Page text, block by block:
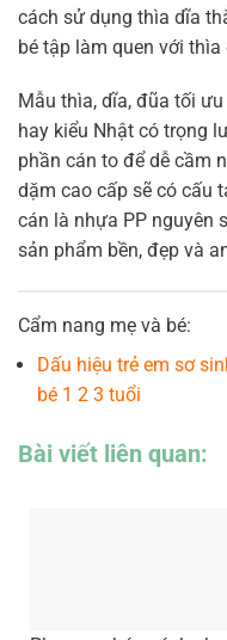
cách sử dụng thìa dĩa
bé tập làm quen với
Mẫu thìa, dĩa, đũa tối
hay kiểu Nhật có trọng
phần cán to để dễ cầm
dặm cao cấp sẽ có cấu
cán là nhựa PP nguyên
sản phẩm bền, đẹp và
Cẩm nang mẹ và bé:
Dấu hiệu trẻ em sơ
bé 1 2 3 tuổi
Bài viết liên quan: